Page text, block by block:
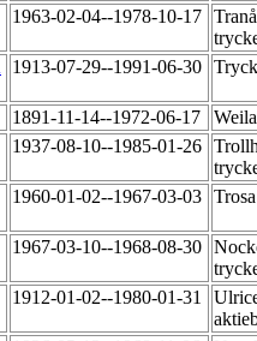
1963-02-04--1978-10-17
1913-07-29--1991-06-30
1891-11-14--1972-06-17
1937-08-10--1985-01-26
1960-01-02--1967-03-03
1967-03-10--1968-08-30
1912-01-02--1980-01-31